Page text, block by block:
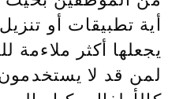
أية تطبيقات أو
يجعلها أكثر
لمن قد لا يستخدمون